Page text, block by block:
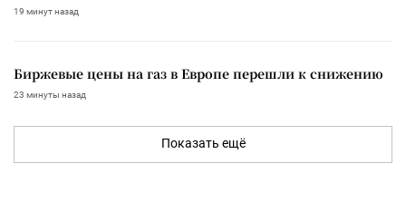
19 минут назад
Биржевые цены на газ в Европе перешли к снижению
23 минуты назад
Показать ещё